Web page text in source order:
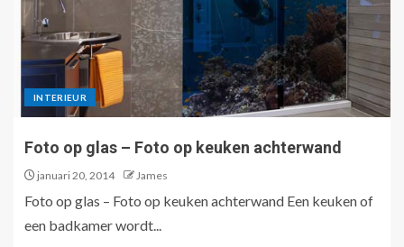
INTERIEUR
Foto op glas – Foto op keuken achterwand
januari 20, 2014 James
Foto op glas – Foto op keuken achterwand Een keuken of
een badkamer wordt...